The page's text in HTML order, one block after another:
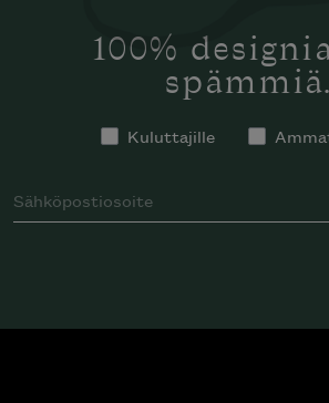
100%
spämmiä.
Kuluttajille